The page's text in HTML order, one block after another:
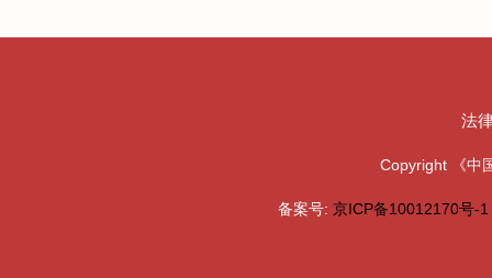
法
Copyright 《中
备案号: 京ICP备10012170号-1